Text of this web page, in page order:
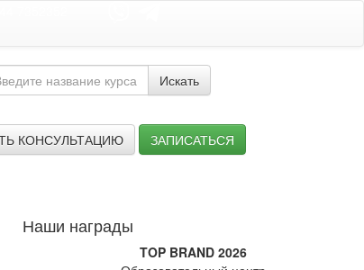
Искать
КОНСУЛЬТАЦИЮ ЗАПИСАТЬСЯ
Наши награды
TOP BRAND 2026